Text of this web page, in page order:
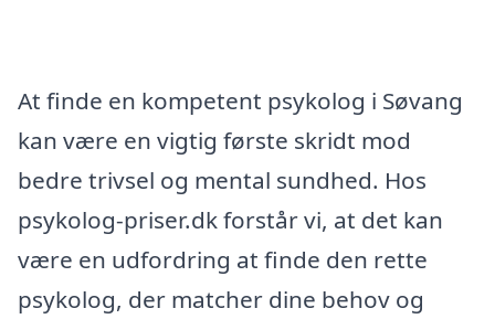
At finde en kompetent psykolog i Søvang
kan være en vigtig første skridt mod
bedre trivsel og mental sundhed. Hos
psykolog-priser.dk forstår vi, at det kan
være en udfordring at finde den rette
psykolog, der matcher dine behov og